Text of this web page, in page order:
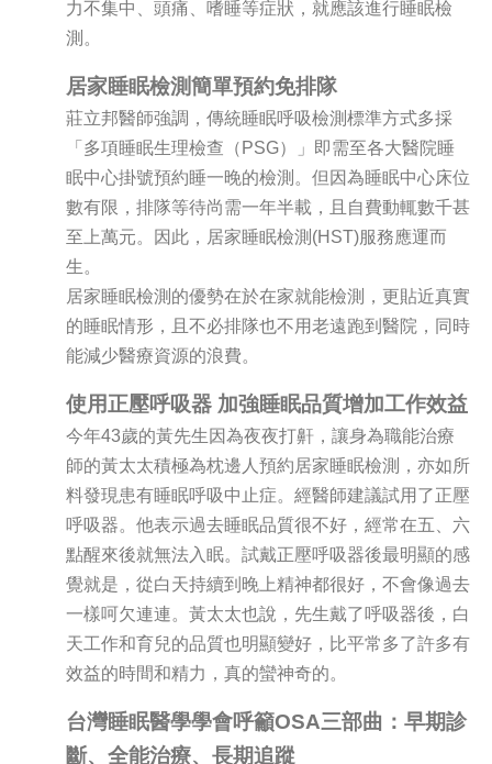
力不集中、頭痛、嗜睡等症狀，就應該進行睡眠檢
測。
居家睡眠檢測簡單預約免排隊
莊立邦醫師強調，傳統睡眠呼吸檢測標準方式多採
「多項睡眠生理檢查（PSG）」即需至各大醫院睡
眠中心掛號預約睡一晚的檢測。但因為睡眠中心床位
數有限，排隊等待尚需一年半載，且自費動輒數千甚
至上萬元。因此，居家睡眠檢測(HST)服務應運而
生。
居家睡眠檢測的優勢在於在家就能檢測，更貼近真實
的睡眠情形，且不必排隊也不用老遠跑到醫院，同時
能減少醫療資源的浪費。
使用正壓呼吸器 加強睡眠品質增加工作效益
今年43歲的黃先生因為夜夜打鼾，讓身為職能治療
師的黃太太積極為枕邊人預約居家睡眠檢測，亦如所
料發現患有睡眠呼吸中止症。經醫師建議試用了正壓
呼吸器。他表示過去睡眠品質很不好，經常在五、六
點醒來後就無法入眠。試戴正壓呼吸器後最明顯的感
覺就是，從白天持續到晚上精神都很好，不會像過去
一樣呵欠連連。黃太太也說，先生戴了呼吸器後，白
天工作和育兒的品質也明顯變好，比平常多了許多有
效益的時間和精力，真的蠻神奇的。
台灣睡眠醫學學會呼籲OSA三部曲：早期診
斷、全能治療、長期追蹤